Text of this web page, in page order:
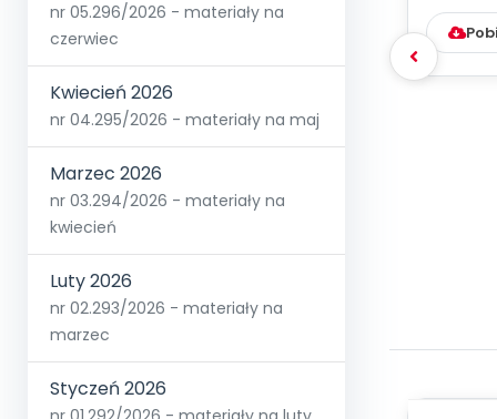
nr 05.296/2026 - materiały na
czerwiec
Kwiecień 2026
nr 04.295/2026 - materiały na maj
Marzec 2026
nr 03.294/2026 - materiały na
kwiecień
Luty 2026
nr 02.293/2026 - materiały na
marzec
Styczeń 2026